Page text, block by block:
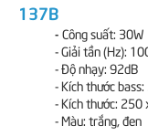
137B
- Công suất: 30W
- Giải tần (Hz):
- Độ nhạy: 92dB
- Kích thước
- Kích thước:
- Màu: trắng, đen